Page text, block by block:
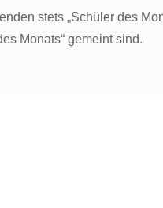
stets „Schüler des
Monats“ gemeint sind.